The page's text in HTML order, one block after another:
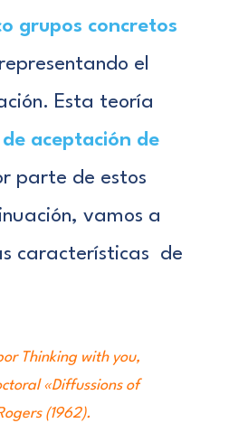
grupos concretos
el
. Esta teoría
aceptación de
parte de estos
vamos a
características de
Thinking with you,
«Diffussions of
(1962).